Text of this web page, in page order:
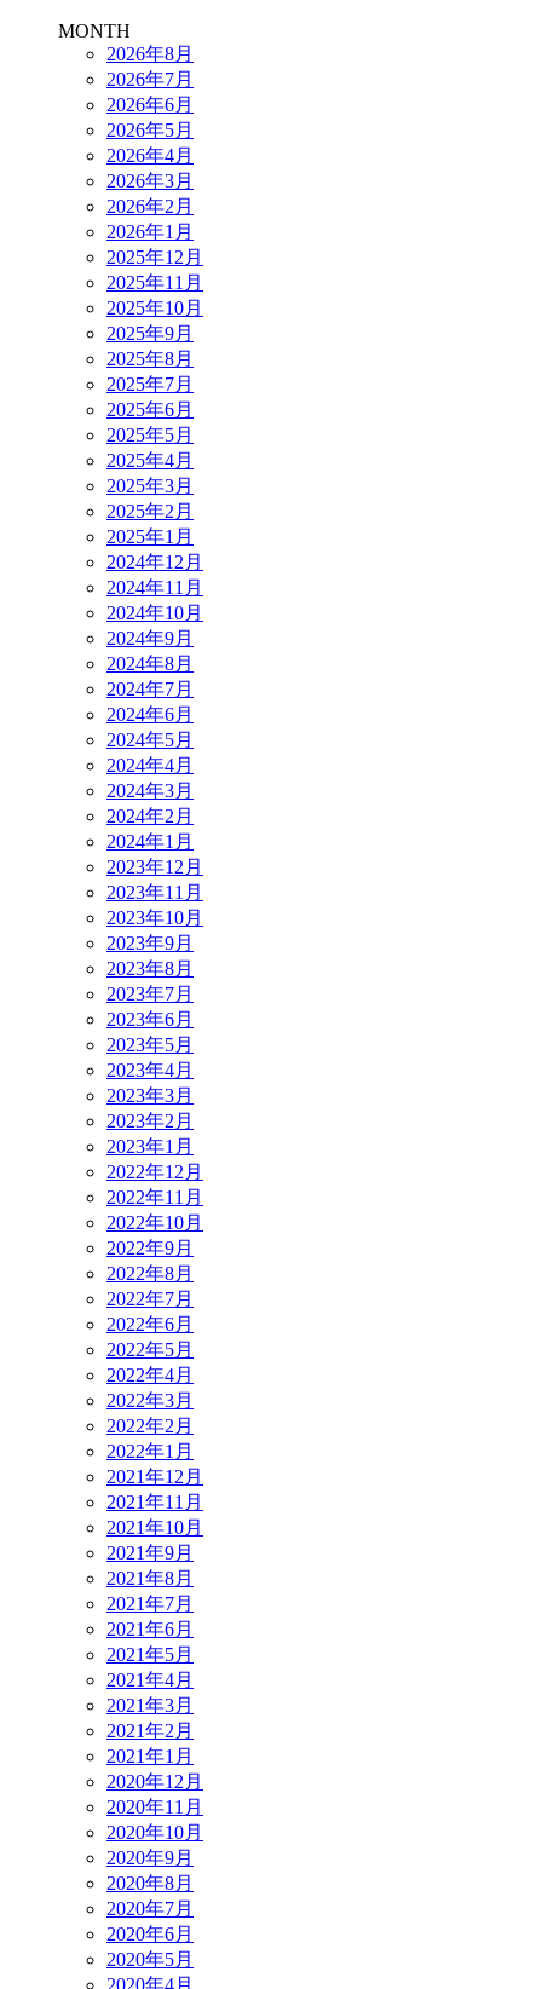
MONTH
2026年8月
2026年7月
2026年6月
2026年5月
2026年4月
2026年3月
2026年2月
2026年1月
2025年12月
2025年11月
2025年10月
2025年9月
2025年8月
2025年7月
2025年6月
2025年5月
2025年4月
2025年3月
2025年2月
2025年1月
2024年12月
2024年11月
2024年10月
2024年9月
2024年8月
2024年7月
2024年6月
2024年5月
2024年4月
2024年3月
2024年2月
2024年1月
2023年12月
2023年11月
2023年10月
2023年9月
2023年8月
2023年7月
2023年6月
2023年5月
2023年4月
2023年3月
2023年2月
2023年1月
2022年12月
2022年11月
2022年10月
2022年9月
2022年8月
2022年7月
2022年6月
2022年5月
2022年4月
2022年3月
2022年2月
2022年1月
2021年12月
2021年11月
2021年10月
2021年9月
2021年8月
2021年7月
2021年6月
2021年5月
2021年4月
2021年3月
2021年2月
2021年1月
2020年12月
2020年11月
2020年10月
2020年9月
2020年8月
2020年7月
2020年6月
2020年5月